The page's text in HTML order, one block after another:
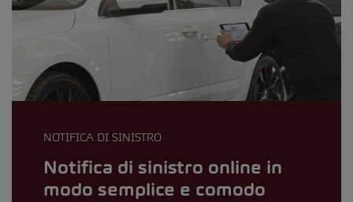
NOTIFICA DI SINISTRO
Notifica di sinistro online in
modo semplice e comodo